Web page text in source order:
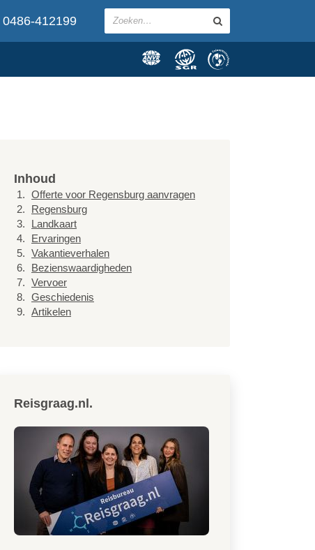
0486-412199
Inhoud
Offerte voor Regensburg aanvragen
Regensburg
Landkaart
Ervaringen
Vakantieverhalen
Bezienswaardigheden
Vervoer
Geschiedenis
Artikelen
Reisgraag.nl.